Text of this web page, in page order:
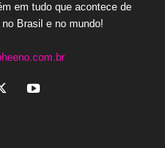
em tudo que acontece de
Brasil e no mundo!